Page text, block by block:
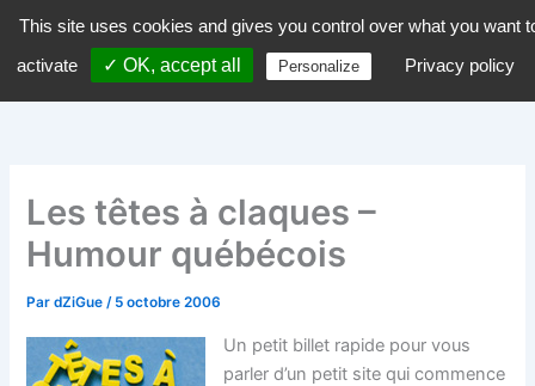
contenu
dZiGue
Les têtes à claques –
Humour québécois
PardZiGue/ 5 octobre 2006
Un petit billet rapide pour vous
parler d’un petit site qui commence
This site uses cookies and gives you control over what you want
activate
✓ OK, accept all Personalize Privacy policy